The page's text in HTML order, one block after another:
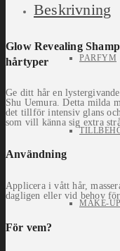
PARFYM
MAKE-UP
Beskrivning
Glow Revealing
hårtyper
Ge ditt hår en
Shu Uemura. Detta milda
det tillför intensiv glans
som vill känna sig extra
Användning
Applicera i vått hår,
dagligen eller vid behov
För vem?